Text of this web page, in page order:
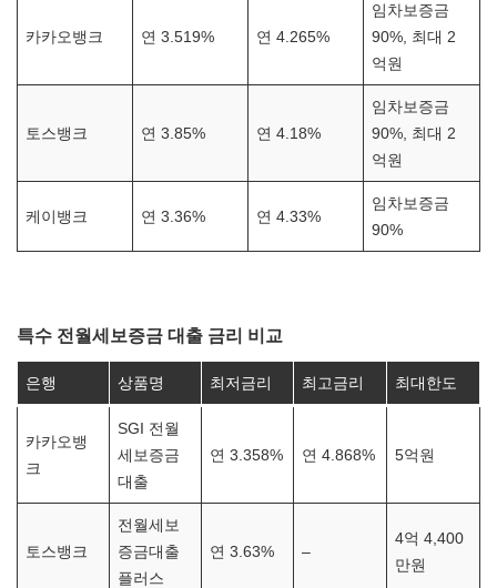
카카오뱅크 연 3.519% 연 4.265%
임차보증금
90%, 최대 2
억원
토스뱅크 연 3.85% 연 4.18%
임차보증금
90%, 최대 2
억원
케이뱅크 연 3.36% 연 4.33%
임차보증금
90%
특수 전월세보증금 대출 금리 비교
은행 상품명 최저금리 최고금리 최대한도
카카오뱅
크
SGI 전월
세보증금
대출
연 3.358% 연 4.868% 5억원
토스뱅크
전월세보
증금대출
플러스
연 3.63% –
4억 4,400
만원